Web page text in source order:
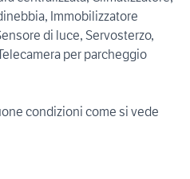
Immobilizzatore
di luce, Servosterzo,
per parcheggio
condizioni come si vede